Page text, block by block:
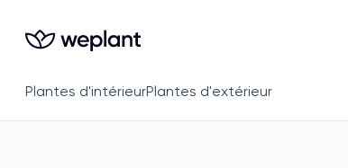
Plantes d'intérieurPlantes d'extérieur